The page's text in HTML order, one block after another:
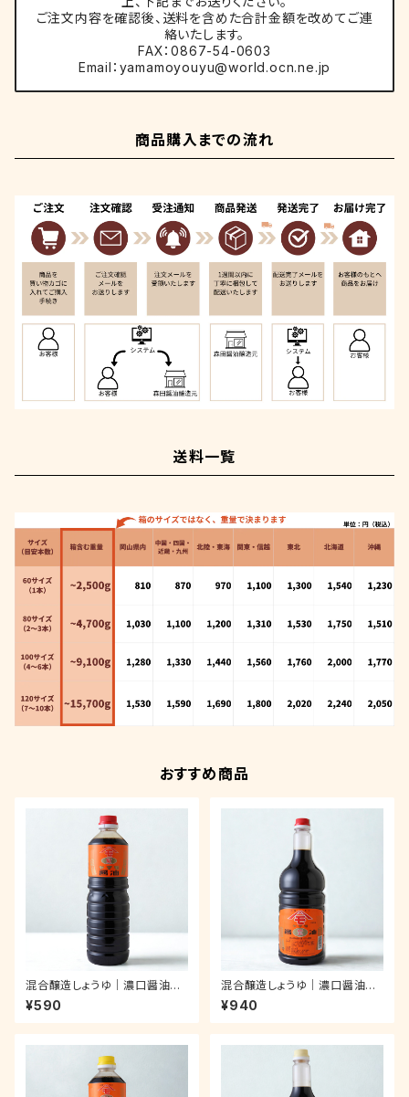
ご注文内容を確認後、送料を含めた合計金額を改めてご連
絡いたします。
FAX：0867-54-0603
Email： yamamoyouyu@world.ocn.ne.jp
商品購入までの流れ
送料一覧
おすすめ商品
混合醸造しょうゆ｜濃口醤油
（紫：むらさき）｜ペットボトル 1.
0ℓ
¥590
混合醸造しょうゆ｜濃口醤油
（紫：むらさき）｜ペットボトル 1.
8ℓ
¥940